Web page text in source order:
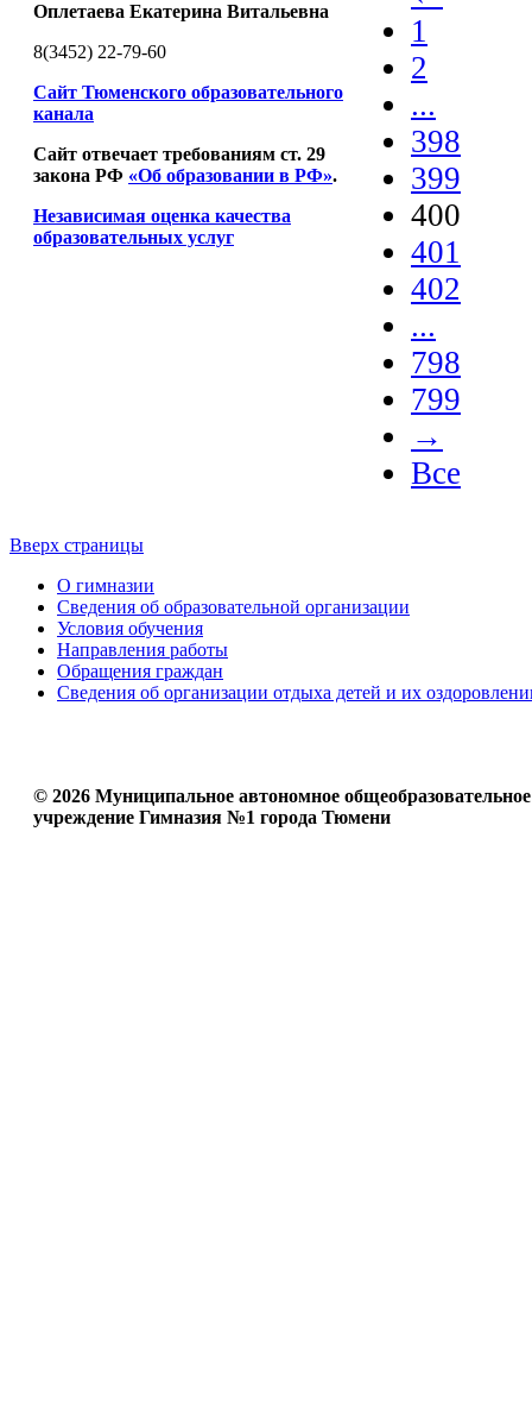
Оплетаева Екатерина Витальевна
8(3452) 22-79-60
Сайт Тюменского образовательного
канала
Сайт отвечает требованиям ст. 29
закона РФ «Об образовании в РФ».
Независимая оценка качества
образовательных услуг
1
2
...
398
399
400
401
402
...
798
799
→
Все
Вверх страницы
О гимназии
Сведения об образовательной организации
Условия обучения
Направления работы
Обращения граждан
Сведения об организации отдыха детей и их
© 2026 Муниципальное автономное общеобразовательное
учреждение Гимназия №1 города Тюмени